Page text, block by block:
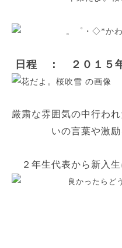
日程 ： ２０１５年
厳粛な雰囲気の中行わ
いの言葉や激
２年生代表から新入